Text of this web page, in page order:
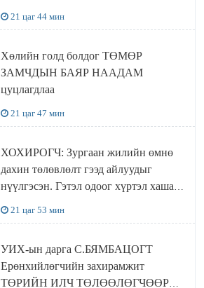
21 цаг 44 мин
Хөлийн голд болдог ТӨМӨР
ЗАМЧДЫН БАЯР НААДАМ
цуцлагдлаа
21 цаг 47 мин
ХОХИРОГЧ: Зургаан жилийн өмнө
дахин төлөвлөлт гээд айлуудыг
нүүлгэсэн. Гэтэл одоог хүртэл хашаа
21 цаг 53 мин
УИХ-ын дарга С.БЯМБАЦОГТ
Ерөнхийлөгчийн захирамжит
ТӨРИЙН ИЛЧ ТӨЛӨӨЛӨГЧӨӨР